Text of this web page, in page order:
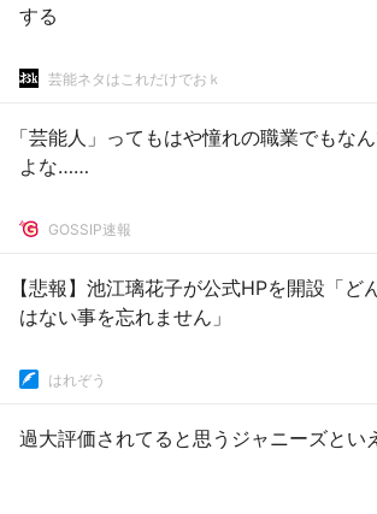
する
芸能ネタはこれだけでおｋ
「芸能人」ってもはや憧れの職業でもな
よな……
GOSSIP速報
【悲報】池江璃花子が公式HPを開設「ど
はない事を忘れません」
はれぞう
過大評価されてると思うジャニーズとい